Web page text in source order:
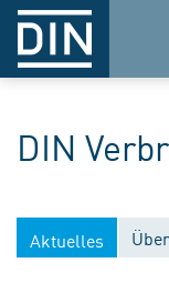
DIN
Aktuelles